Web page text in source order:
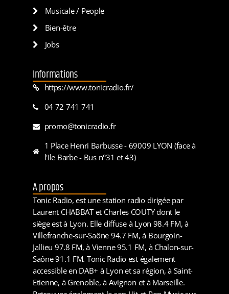
Musicale / People
Bien-être
Jobs
Informations
https://www.tonicradio.fr/
04 72 741 741
promo@tonicradio.fr
1 Place Henri Barbusse - 69009 LYON (face à
l'Ile Barbe - Bus n°31 et 43)
A propos
Tonic Radio, est une station radio dirigée par
Laurent CHABBAT et Charles COUTY dont le
siège est à Lyon. Elle diffuse à Lyon 98.4 FM, à
Villefranche-sur-Saône 94.7 FM, à Bourgoin-
Jallieu 97.8 FM, à Vienne 95.1 FM, à Chalon-sur-
Saône 91.1 FM. Tonic Radio est également
accessible en DAB+ à Lyon et sa région, à Saint-
Etienne, à Grenoble, à Avignon et à Marseille.